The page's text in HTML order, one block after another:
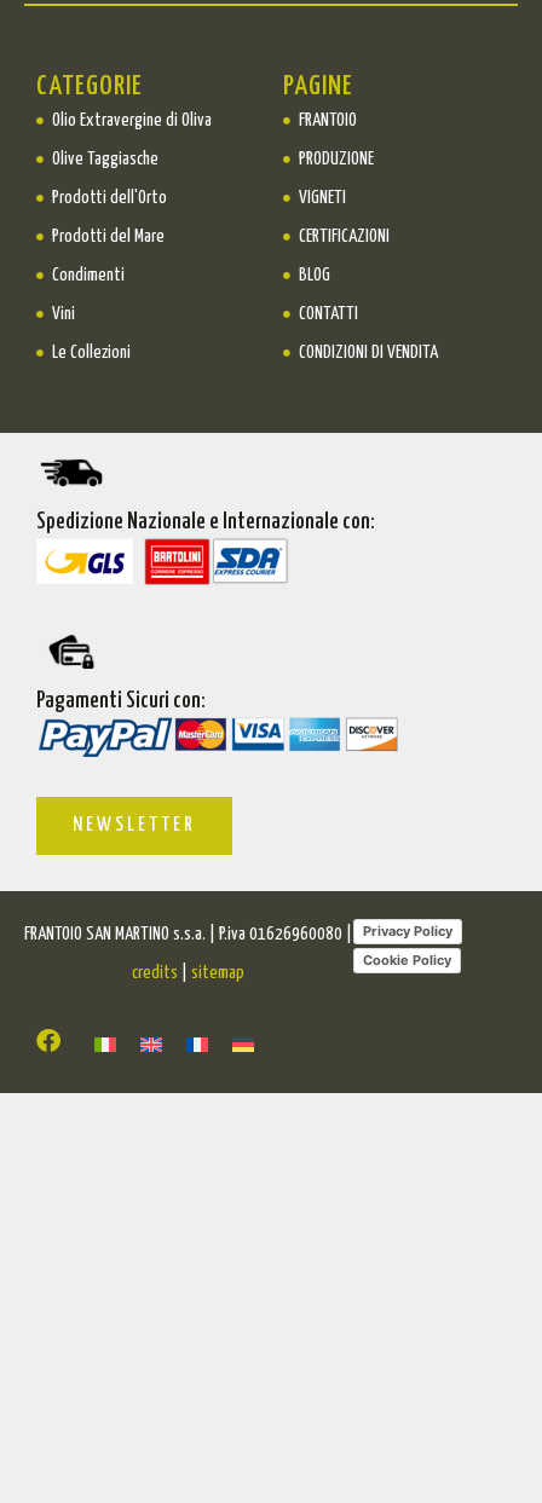
CATEGORIE
Olio Extravergine di Oliva
Olive Taggiasche
Prodotti dell'Orto
Prodotti del Mare
Condimenti
Vini
Le Collezioni
PAGINE
FRANTOIO
PRODUZIONE
VIGNETI
CERTIFICAZIONI
BLOG
CONTATTI
CONDIZIONI DI VENDITA
Spedizione Nazionale e Internazionale con:
Pagamenti Sicuri con:
NEWSLETTER
FRANTOIO SAN MARTINO s.s.a. | P.iva 01626960080 |
credits |sitemap
Privacy Policy
Cookie Policy